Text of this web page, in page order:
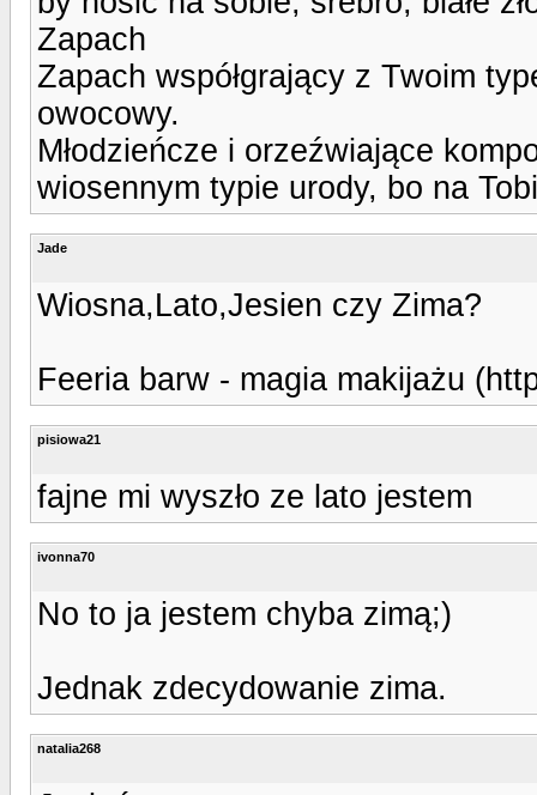
Zapach
Zapach współgrający z Twoim
owocowy.
Młodzieńcze i orzeźwiające
wiosennym typie urody, bo na
Jade
Wiosna,Lato,Jesien czy Zima?
Feeria barw - magia makijażu
pisiowa21
fajne mi wyszło ze lato jestem
ivonna70
No to ja jestem chyba zimą;)
Jednak zdecydowanie zima.
natalia268